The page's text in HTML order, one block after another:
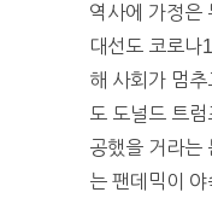
역사에 가정은
대선도 코로나
해 사회가 멈
도 도널드 트
공했을 거라는
는 팬데믹이 야